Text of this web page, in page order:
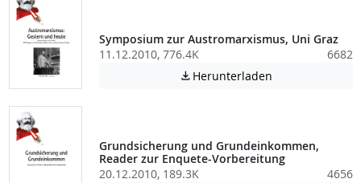
Symposium zur Austromarxismus, Uni Graz
11.12.2010, 776.4K
6682
 Herunterladen
Grundsicherung und Grundeinkommen,
Reader zur Enquete-Vorbereitung
20.12.2010, 189.3K
4656